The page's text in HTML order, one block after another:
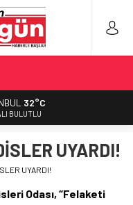
BÜYÜK HATALAR
32°C
BULUTLU
UYARDI!
UYARDI!
Odası, “Felaketi